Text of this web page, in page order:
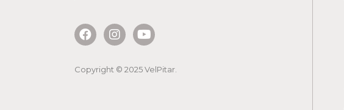
Copyright © 2025 VelPitar.